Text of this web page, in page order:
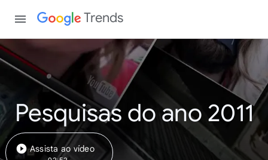
Trends
Pesquisas do ano 2011
Assista ao vídeo